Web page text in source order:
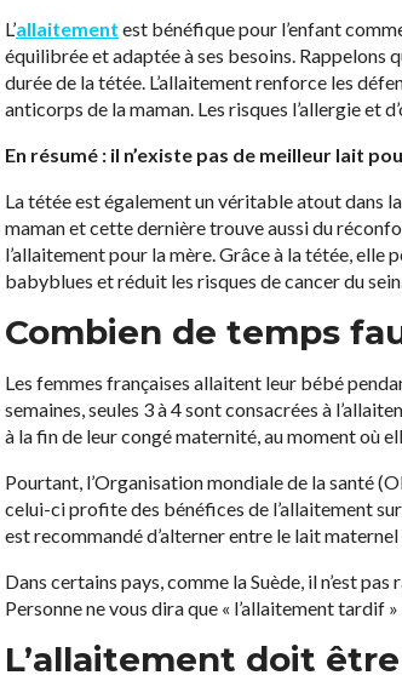
L’allaitement est bénéfique pour l’enfant
équilibrée et adaptée à ses besoins. Rappelons
durée de la tétée. L’allaitement renforce les
anticorps de la maman. Les risques l’allergie et
En résumé : il n’existe pas de meilleur lait
La tétée est également un véritable atout dans
maman et cette dernière trouve aussi du
l’allaitement pour la mère. Grâce à la tétée,
babyblues et réduit les risques de cancer du
Combien de temps
Les femmes françaises allaitent leur bébé
semaines, seules 3 à 4 sont consacrées à
à la fin de leur congé maternité, au moment où
Pourtant, l’Organisation mondiale de la santé
celui-ci profite des bénéfices de l’allaitement
est recommandé d’alterner entre le lait
Dans certains pays, comme la Suède, il n’est
Personne ne vous dira que « l’allaitement tardif
L’allaitement doit